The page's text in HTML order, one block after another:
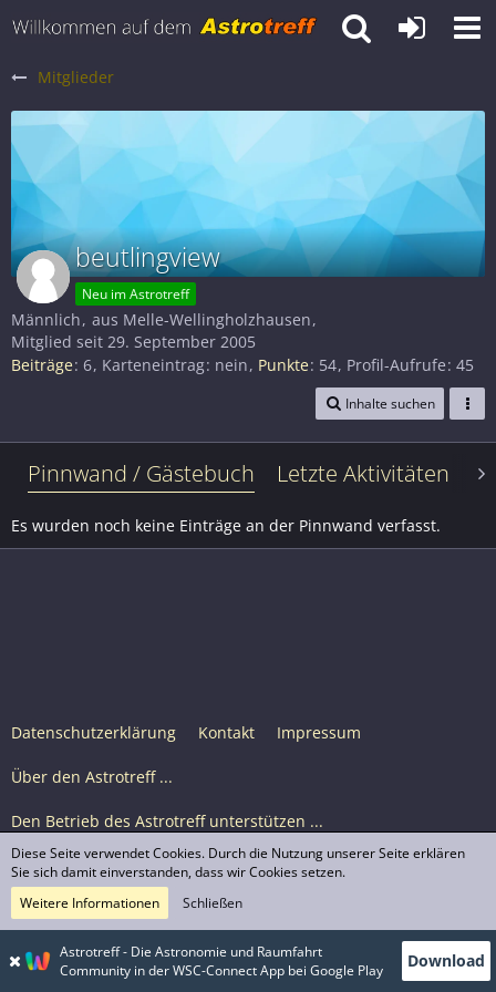
Mitglieder
beutlingview
Neu im Astrotreff
Männlich aus Melle-Wellingholzhausen
Mitglied seit 29. September 2005
Beiträge 6 Karteneintrag nein Punkte 54 Profil-Aufrufe 45
Inhalte suchen
Pinnwand / Gästebuch Letzte Aktivitäten
Es wurden noch keine Einträge an der Pinnwand verfasst.
Datenschutzerklärung Kontakt Impressum
Über den Astrotreff ...
Den Betrieb des Astrotreff unterstützen ...
Nutzungsbedingungen
© Astrotreff 2001-2026, lizenziert unter CC BY-SA,
sofern für einzelne Inhalte nicht anders angegeben
Astrotreff - Die Astronomie und Raumfahrt
Community in der WSC-Connect App bei Google Play
Download
Diese Seite verwendet Cookies. Durch die Nutzung unserer Seite erklären
Sie sich damit einverstanden, dass wir Cookies setzen.
Weitere Informationen
Schließen